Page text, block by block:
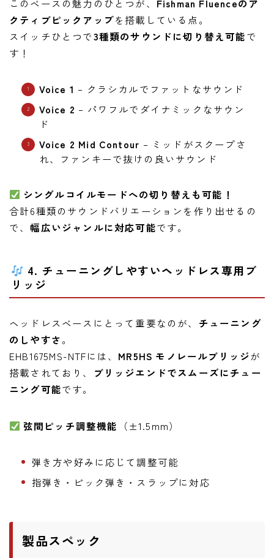
このベースの魅力のひとつが、 Fishman Fluenceのア
クティブピックアップを搭載している点。
スイッチひとつで3種類のサウンドに切り替え可能で
す！
Voice 1 – クラシカルでファットなサウンド
Voice 2 – パワフルでダイナミックなサウン
ド
Voice 2 Mid Contour – ミッドがスクープさ
れ、ファンキーで抜けの良いサウンド
シングルコイルモードへの切り替えも可能！
合計6種類のサウンドバリエーションを作り出せるの
で、幅広いジャンルに対応可能です。
4. チューニングしやすいヘッドレス専用ブ
リッジ
ヘッドレスベースにとって重要なのが、 チューニング
のしやすさ。
EHB1675MS-NTFには、 MR5HS モノレールブリッジが
搭載されており、
ブリッジエンドでスムーズにチュー
ニング可能です。
弦間ピッチ調整機能 （±1.5mm）
弾き方や好みに応じて調整可能
指弾き・ピック弾き・スラップに対応
製品スペック